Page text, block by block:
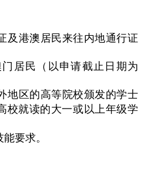
及港澳居民来往内地通行证
居民（以申请截止日期为
地区的高等院校颁发的学士
校就读的大一或以上年级学
要求。